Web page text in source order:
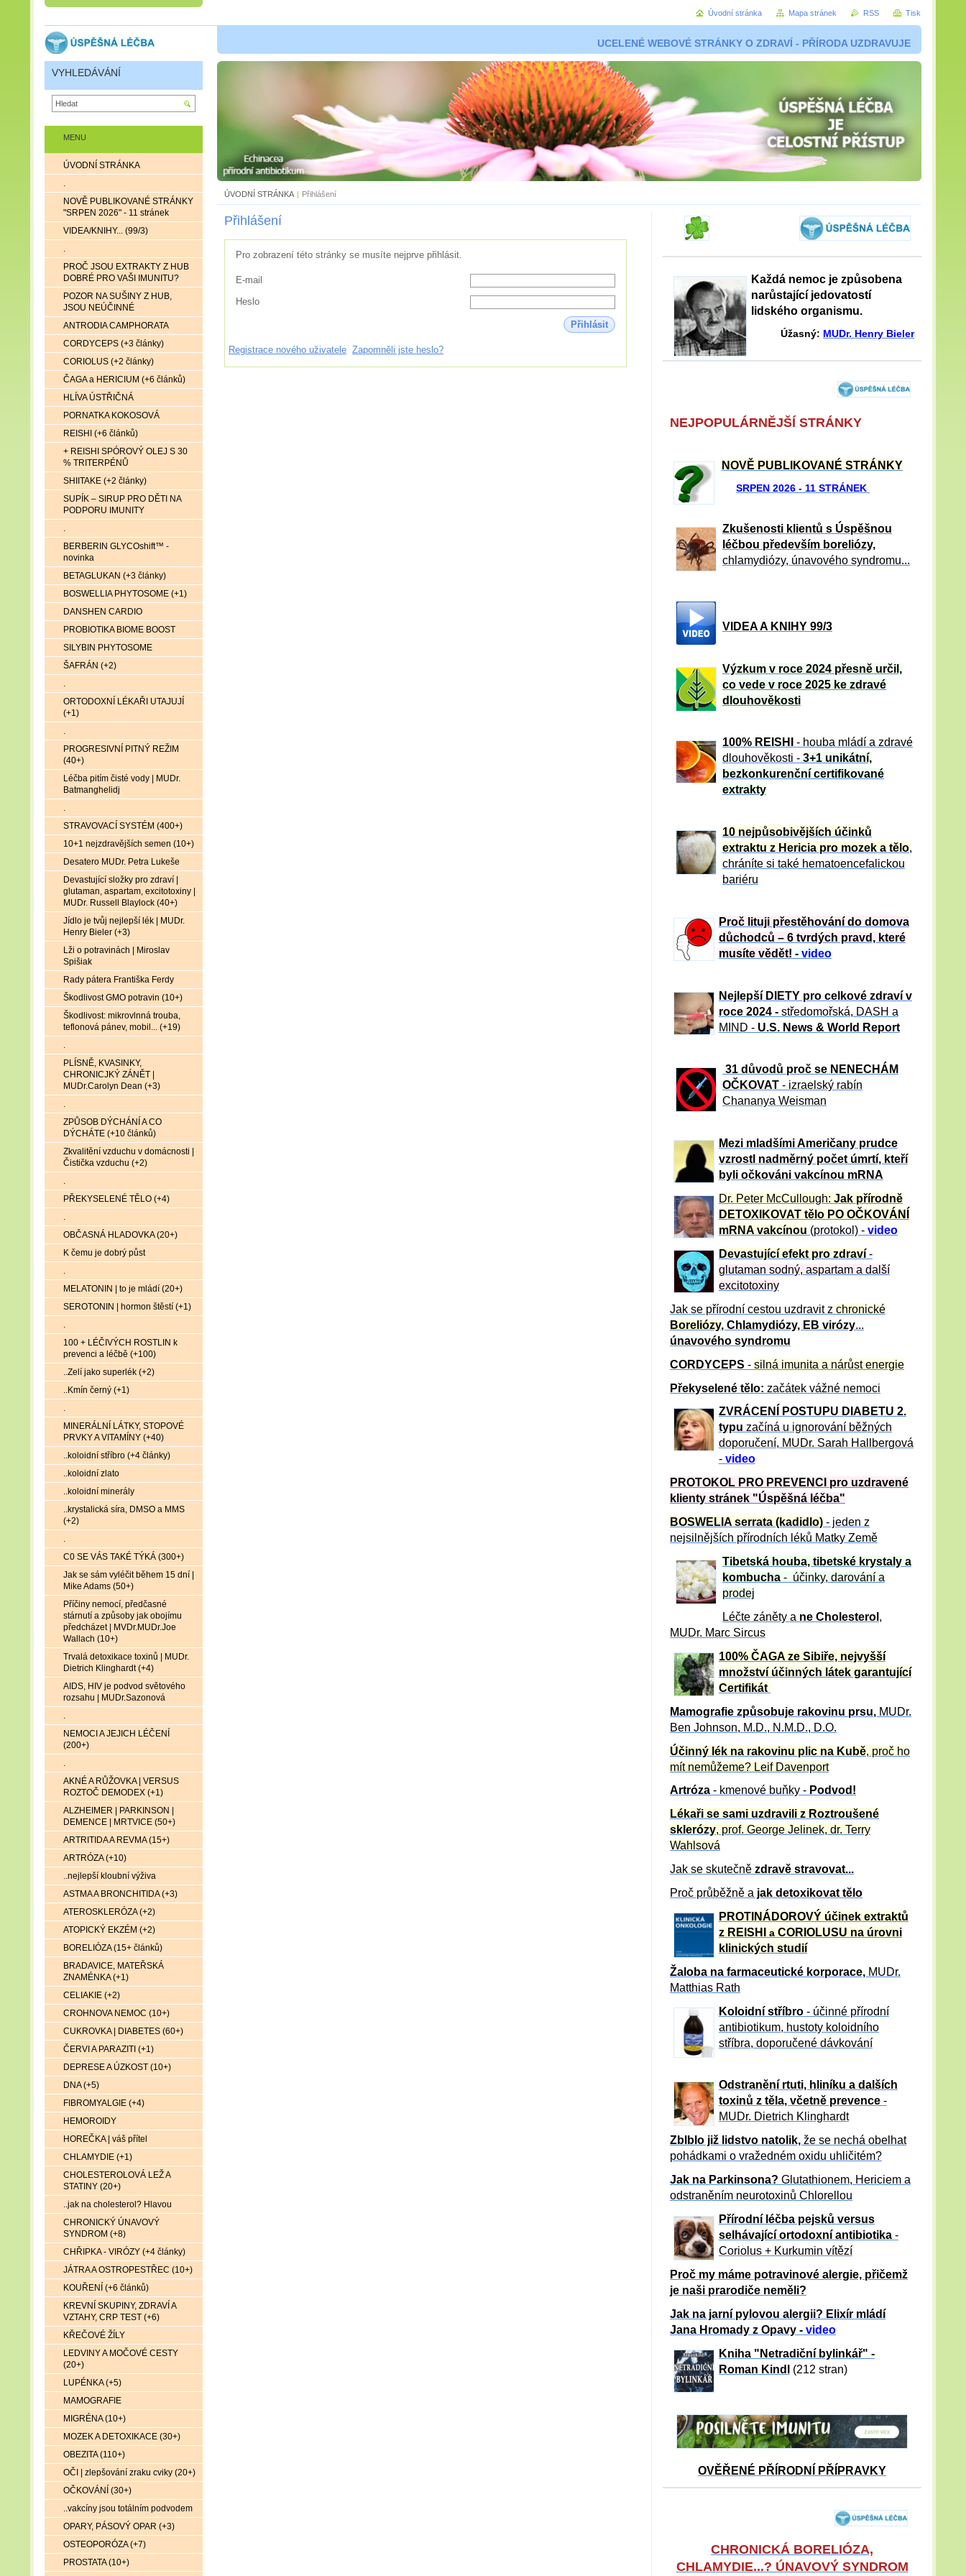
UCELENÉ WEBOVÉ STRÁNKY O ZDRAVÍ - PŘÍRODA UZDRAVUJE
ÚVODNÍ STRÁNKA | Přihlášení
Přihlášení
Pro zobrazení této stránky se musíte nejprve přihlásit.
E-mail
Heslo
Přihlásit
Registrace nového uživatele Zapomněli jste heslo?
Každá nemoc je způsobena
narůstající jedovatostí
lidského organismu.
Úžasný: MUDr. Henry Bieler
NEJPOPULÁRNĚJŠÍ STRÁNKY
NOVĚ PUBLIKOVANÉ STRÁNKY
SRPEN 2026 - 11 STRÁNEK
Zkušenosti klientů s Úspěšnou
léčbou především boreliózy,
chlamydiózy, únavového syndromu...
VIDEA A KNIHY 99/3
Výzkum v roce 2024 přesně určil,
co vede v roce 2025 ke zdravé
dlouhověkosti
100% REISHI
- houba mládí a zdravé
dlouhověkosti - 3+1 unikátní,
bezkonkurenční certifikované
extrakty
10 nejpůsobivějších účinků
extraktu z Hericia pro mozek a tělo,
chráníte si také hematoencefalickou
bariéru
Proč lituji přestěhování do domova
důchodců – 6 tvrdých pravd, které
musíte vědět! - video
Nejlepší DIETY pro celkové zdraví v
roce 2024 - středomořská, DASH a
MIND - U.S. News & World Report
31 důvod ů proč se NENECHÁM
OČKOVAT - izraelský rabín
Chananya Weisman
Mezi mladšími Američany prudce
vzrostl nadměrný počet úmrtí, kteří
byli očkováni vakcínou mRNA
Dr. Peter McCullough: Jak přírodně
DETOXIKOVAT tělo PO OČKOVÁNÍ
mRNA vakcínou (protokol) - video
Devastující efekt pro zdraví-
glutaman sodný, aspartam a další
excitotoxiny
Jak se přírodní cestou uzdravit z chronické
Boreliózy, Chlamydiózy, EB virózy...
únavového syndromu
CORDYCEPS - silná imunita a nárůst energie
Překyselené tělo: začátek vážné nemoci
ZVRÁCE NÍ POSTUPU DIABETU 2.
typu začíná u ignorování běžných
doporučení, MUDr. Sarah Hallbergová
- video
PROTOKOL PRO PREVENCI pro uzdravené
klienty stránek "Úspěšná léčba"
BOSWELIA serrata (kadidlo) - jeden z
nejsilnějších přírodních léků Matky Země
Tibetská houba, tibetské krystaly a
kombucha - účinky, darování a
prodej
Léčte záněty a ne Cholesterol ,
MUDr. Marc Sircus
100% ČAGA ze Sibiře, nejvyšší
množství účinných látek garantující
Certifikát
Mamografie způsobuje rakovinu prsu, MUDr.
Ben Johnson, M.D., N.M.D., D.O.
Účinný lék na rakovinu plic na Kubě, proč ho
mít nemůžeme? Leif Davenport
Artróza - kmenové buňky - Podvod!
Lékaři se sami uzdravili z Roztroušené
sklerózy, prof. George Jelinek, dr. Terry
Wahlsová
Jak se skutečně zdravě stravovat...
Proč průběžně a jak detoxikovat tělo
PROTINÁDOROVÝ účinek extraktů
z REISHI a CORIOLUSU na úrovni
klinických studií
Žaloba na farmaceutické korporace, MUDr.
Matthias Rath
Koloidní stříbro- účinné přírodní
antibiotikum, hustoty koloidního
stříbra, doporučené dávkování
Odstranění rtuti, hliníku a dalších
toxinů z těla, včetně prevence -
MUDr. Dietrich Klinghardt
Zblblo již lidstvo natolik, že se nechá obelhat
pohádkami o vražedném oxidu uhličitém?
Jak na Parkinsona? Glutathionem, Hericiem a
odstraněním neurotoxinů Chlorellou
Přírodní léčba pejsků versus
selhávající ortodoxní antibiotika -
Coriolus + Kurkumin vítězí
Proč my máme potravinové alergie, přičemž
je naši prarodiče neměli?
Jak na jarní pylovou alergii? Elixír mládí
Jana Hromady z Opavy - video
Kniha "Netradiční bylinkář" -
Roman Kindl
(212 stran)
OVĚŘENÉ PŘÍRODNÍ PŘÍPRAVKY
CHRONICKÁ BORELIÓZA,
CHLAMYDIE...? ÚNAVOVÝ SYNDROM
MENU
ÚVODNÍ STRÁNKA
.
NOVĚ PUBLIKOVANÉ STRÁNKY
"SRPEN 2026" - 11 stránek
VIDEA/KNIHY... (99/3)
.
PROČ JSOU EXTRAKTY Z HUB
DOBRÉ PRO VAŠI IMUNITU?
POZOR NA SUŠINY Z HUB,
JSOU NEÚČINNÉ
ANTRODIA CAMPHORATA
CORDYCEPS (+3 články)
CORIOLUS (+2 články)
ČAGA a HERICIUM (+6 článků)
HLÍVA ÚSTŘIČNÁ
PORNATKA KOKOSOVÁ
REISHI (+6 článků)
+ REISHI SPÓROVÝ OLEJ S 30
% TRITERPÉNŮ
SHIITAKE (+2 články)
SUPÍK – SIRUP PRO DĚTI NA
PODPORU IMUNITY
.
BERBERIN GLYCOshift™ -
novinka
BETAGLUKAN (+3 články)
BOSWELLIA PHYTOSOME (+1)
DANSHEN CARDIO
PROBIOTIKA BIOME BOOST
SILYBIN PHYTOSOME
ŠAFRÁN (+2)
.
ORTODOXNÍ LÉKAŘI UTAJUJÍ
(+1)
.
PROGRESIVNÍ PITNÝ REŽIM
(40+)
Léčba pitím čisté vody | MUDr.
Batmanghelidj
.
STRAVOVACÍ SYSTÉM (400+)
10+1 nejzdravějších semen (10+)
Desatero MUDr. Petra Lukeše
Devastující složky pro zdraví |
glutaman, aspartam, excitotoxiny |
MUDr. Russell Blaylock (40+)
Jídlo je tvůj nejlepší lék | MUDr.
Henry Bieler (+3)
Lži o potravinách | Miroslav
Spišiak
Rady pátera Františka Ferdy
Škodlivost GMO potravin (10+)
Škodlivost: mikrovlnná trouba,
teflonová pánev, mobil... (+19)
.
PLÍSNĚ, KVASINKY,
CHRONICJKÝ ZÁNĚT |
MUDr.Carolyn Dean (+3)
.
ZPŮSOB DÝCHÁNÍ A CO
DÝCHÁTE (+10 článků)
Zkvalitění vzduchu v domácnosti |
Čistička vzduchu (+2)
.
PŘEKYSELENÉ TĚLO (+4)
.
OBČASNÁ HLADOVKA (20+)
K čemu je dobrý půst
.
MELATONIN | to je mládí (20+)
SEROTONIN | hormon štěstí (+1)
.
100 + LÉČIVÝCH ROSTLIN k
prevenci a léčbě (+100)
..Zelí jako superlék (+2)
..Kmín černý (+1)
.
MINERÁLNÍ LÁTKY, STOPOVÉ
PRVKY A VITAMÍNY (+40)
..koloidní stříbro (+4 články)
..koloidní zlato
..koloidní minerály
..krystalická síra, DMSO a MMS
(+2)
.
C0 SE VÁS TAKÉ TÝKÁ (300+)
Jak se sám vyléčit během 15 dní |
Mike Adams (50+)
Příčiny nemocí, předčasné
stárnutí a způsoby jak obojímu
předcházet | MVDr.MUDr.Joe
Wallach (10+)
Trvalá detoxikace toxinů | MUDr.
Dietrich Klinghardt (+4)
AIDS, HIV je podvod světového
rozsahu | MUDr.Sazonová
.
NEMOCI A JEJICH LÉČENÍ
(200+)
.
AKNÉ A RŮŽOVKA | VERSUS
ROZTOČ DEMODEX (+1)
ALZHEIMER | PARKINSON |
DEMENCE | MRTVICE (50+)
ARTRITIDA A REVMA (15+)
ARTRÓZA (+10)
..nejlepší kloubní výživa
ASTMA A BRONCHITIDA (+3)
ATEROSKLERÓZA (+2)
ATOPICKÝ EKZÉM (+2)
BORELIÓZA (15+ článků)
BRADAVICE, MATEŘSKÁ
ZNAMÉNKA (+1)
CELIAKIE (+2)
CROHNOVA NEMOC (10+)
CUKROVKA | DIABETES (60+)
ČERVI A PARAZITI (+1)
DEPRESE A ÚZKOST (10+)
DNA (+5)
FIBROMYALGIE (+4)
HEMOROIDY
HOREČKA | váš přítel
CHLAMYDIE (+1)
CHOLESTEROLOVÁ LEŽ A
STATINY (20+)
..jak na cholesterol? Hlavou
CHRONICKÝ ÚNAVOVÝ
SYNDROM (+8)
CHŘIPKA - VIRÓZY (+4 články)
JÁTRA A OSTROPESTŘEC (10+)
KOUŘENÍ (+6 článků)
KREVNÍ SKUPINY, ZDRAVÍ A
VZTAHY, CRP TEST (+6)
KŘEČOVÉ ŽÍLY
LEDVINY A MOČOVÉ CESTY
(20+)
LUPÉNKA (+5)
MAMOGRAFIE
MIGRÉNA (10+)
MOZEK A DETOXIKACE (30+)
OBEZITA (110+)
OČI | zlepšování zraku cviky (20+)
OČKOVÁNÍ (30+)
..vakcíny jsou totálním podvodem
OPARY, PÁSOVÝ OPAR (+3)
OSTEOPORÓZA (+7)
PROSTATA (10+)
VYHLEDÁVÁNÍ
Úvodní stránka Mapa stránek RSS Tisk